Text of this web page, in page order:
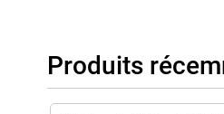
Produits